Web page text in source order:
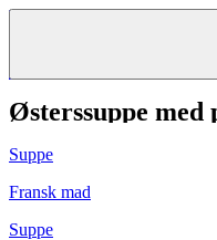
KantineKantine
Frokostordning
& Teambuilding
Opskrifter
Restauranter
Bagerier
Projekter
rådgivning
KøbKøbgavekort
Kundeservice
Østerssuppe med
Suppe
Fransk mad
Suppe